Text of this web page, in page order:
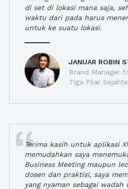
di set di lokasi mana saja,
waktu dari pada harus
untuk ke suatu lokasi.
JANUAR ROBIN
Brand Manager
Tiga Pilar
Terima kasih untuk aplikasi
memudahkan saya
Business Meeting maupun
dosen dan praktisi, saya
yang nyaman sebagai